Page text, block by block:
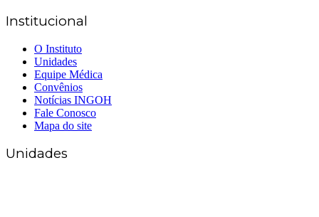
Institucional
O Instituto
Unidades
Equipe Médica
Convênios
Notícias INGOH
Fale Conosco
Mapa do site
Unidades